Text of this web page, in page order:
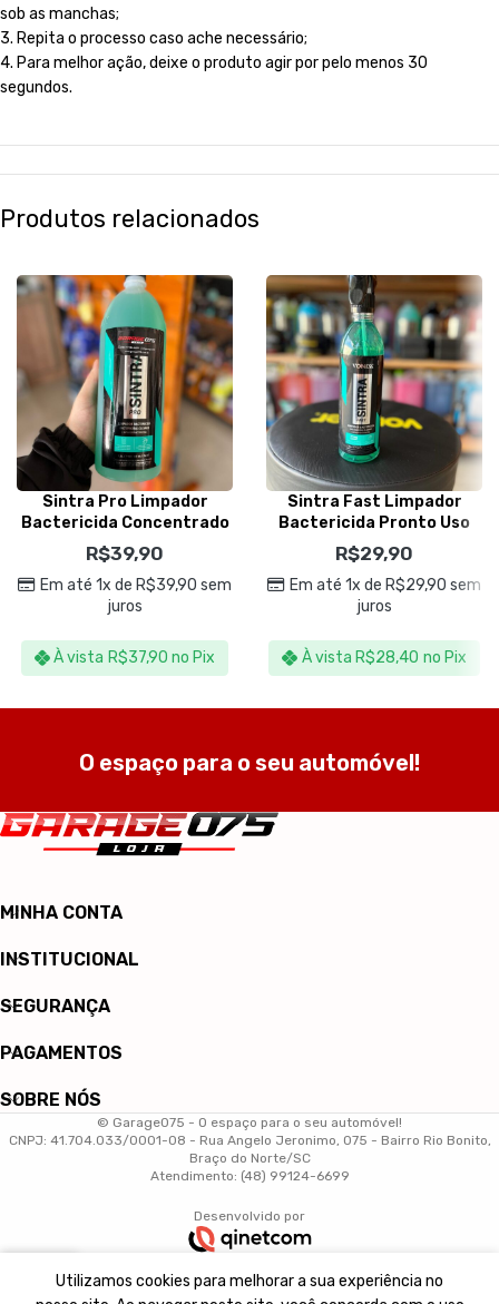
sob as manchas;
3. Repita o processo caso ache necessário;
4. Para melhor ação, deixe o produto agir por pelo menos 30
segundos.
Produtos relacionados
Sintra Pro Limpador
Bactericida Concentrado
1,5L – Vonixx
R$39,90
Em até 1x de R$39,90 sem
juros
À vista R$37,90 no Pix
Sintra Fast Limpador
Bactericida Pronto Uso
500ml – Vonixx
R$29,90
Em até 1x de R$29,90 sem
juros
À vista R$28,40 no Pix
O espaço para o seu automóvel!
MINHA CONTA
INSTITUCIONAL
SEGURANÇA
PAGAMENTOS
SOBRE NÓS
© Garage075 - O espaço para o seu automóvel!
CNPJ: 41.704.033/0001-08 - Rua Angelo Jeronimo, 075 - Bairro Rio Bonito,
Braço do Norte/SC
Atendimento: (48) 99124-6699
Desenvolvido por
Utilizamos cookies para melhorar a sua experiência no